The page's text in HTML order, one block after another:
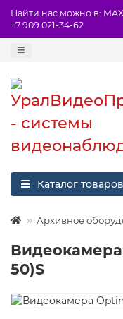
Найти нас можно в:
+7 909 021-34-62
Каталог товаров
Архивное
Видеокамера
50)S